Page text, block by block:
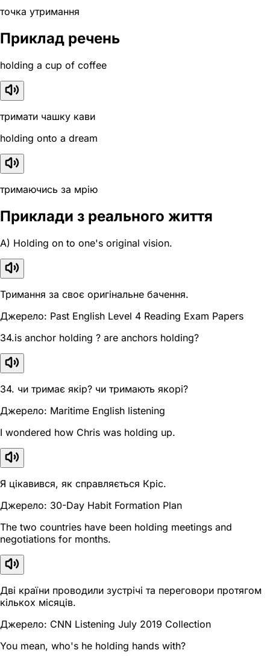
точка утримання
Приклад речень
holding a cup of coffee
тримати чашку кави
holding onto a dream
тримаючись за мрію
Приклади з реального життя
A) Holding on to one's original vision.
Тримання за своє оригінальне бачення.
Джерело: Past English Level 4 Reading Exam Papers
34.is anchor holding ? are anchors holding?
34. чи тримає якір? чи тримають якорі?
Джерело: Maritime English listening
I wondered how Chris was holding up.
Я цікавився, як справляється Кріс.
Джерело: 30-Day Habit Formation Plan
The two countries have been holding meetings and
negotiations for months.
Дві країни проводили зустрічі та переговори протягом
кількох місяців.
Джерело: CNN Listening July 2019 Collection
You mean, who's he holding hands with?